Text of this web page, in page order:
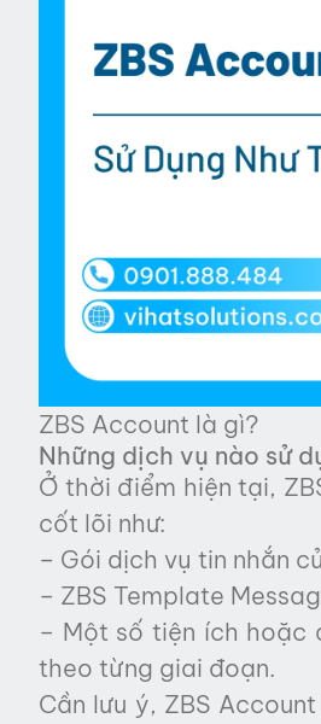
ZBS Account là gì?
Những dịch vụ nào sử
Ở thời điểm hiện tại,
cốt lõi như:
– Gói dịch vụ tin nhắn
– ZBS Template
– Một số tiện ích hoặc
theo từng giai đoạn.
Cần lưu ý, ZBS